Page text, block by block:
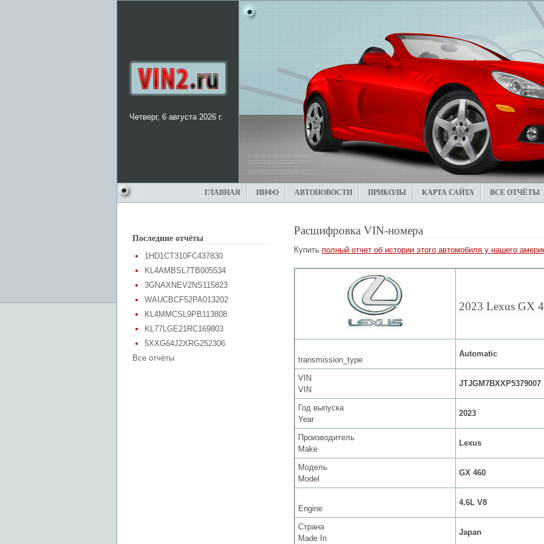
Четверг, 6 августа 2026 г.
ГЛАВНАЯ ИНФО АВТОНОВОСТИ ПРИКОЛЫ КАРТА САЙТА ВСЕ ОТЧЁТЫ
Последние отчёты
1HD1CT310FC437830
KL4AMBSL7TB005534
3GNAXNEV2NS115823
WAUCBCF52PA013202
KL4MMCSL9PB113808
KL77LGE21RC169803
5XXG64J2XRG252306
Все отчёты
Расшифровка VIN-номера
Купить полный отчет об истории этого автомобиля у нашего
2023 Lexus GX
transmission_type
Automatic
VIN
VIN
JTJGM7BXXP5379007
Год выпуска
Year
2023
Производитель
Make
Lexus
Модель
Model
GX 460
Engine
4.6L V8
Страна
Made In
Japan